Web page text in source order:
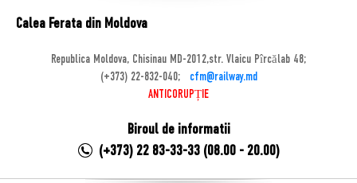
Calea Ferata din Moldova
Republica Moldova, Chisinau MD-2012,str. Vlaicu Pîrcălab 48;
(+373) 22-832-040;
cfm@railway.md
ANTICORUPȚIE
Biroul de informatii
(+373) 22 83-33-33 (08.00 - 20.00)